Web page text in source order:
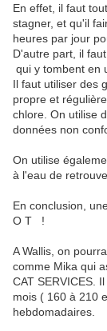
En effet, il faut
stagner, et qu'il
heures par jour
D'autre part, il
qui y tombent en
Il faut utiliser des
propre et
chlore. On utilise
données non
On utilise
à l'eau de
En conclusion,
O T !
A Wallis, on
comme Mika qui
CAT SERVICES.
mois ( 160 à 210
hebdomadaires.